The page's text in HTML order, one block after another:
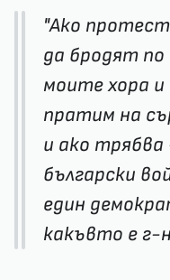
"Ако
да бродят
моите хора и
пратим на
и ако
български
един
какъвто е г-